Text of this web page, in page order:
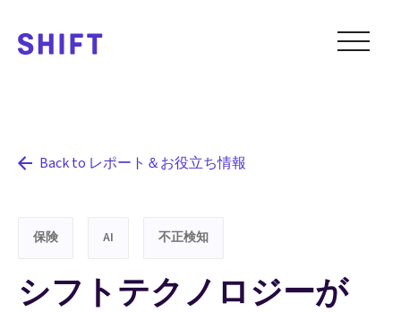
Back to レポート＆お役立ち情報
保険 AI 不正検知
シフトテクノロジーが